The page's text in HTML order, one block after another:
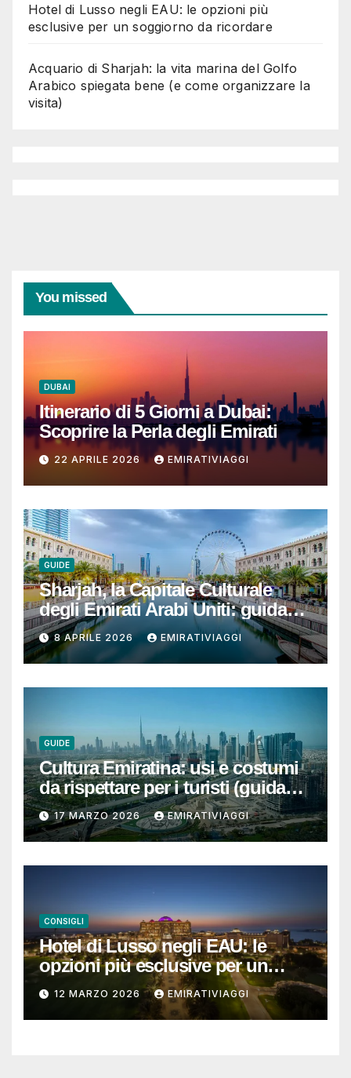
Hotel di Lusso negli EAU: le opzioni più
esclusive per un soggiorno da ricordare
Acquario di Sharjah: la vita marina del Golfo
Arabico spiegata bene (e come organizzare la
visita)
You missed
DUBAI
Itinerario di 5 Giorni a Dubai:
Scoprire la Perla degli Emirati
22 APRILE 2026 EMIRATIVIAGGI
GUIDE
Sharjah, la Capitale Culturale
degli Emirati Arabi Uniti: guida
per un viaggio autentico, ben
organizzato e senza sorprese
8 APRILE 2026 EMIRATIVIAGGI
GUIDE
Cultura Emiratina: usi e costumi
da rispettare per i turisti (guida
completa e pratica)
17 MARZO 2026 EMIRATIVIAGGI
CONSIGLI
Hotel di Lusso negli EAU: le
opzioni più esclusive per un
soggiorno da ricordare
12 MARZO 2026 EMIRATIVIAGGI